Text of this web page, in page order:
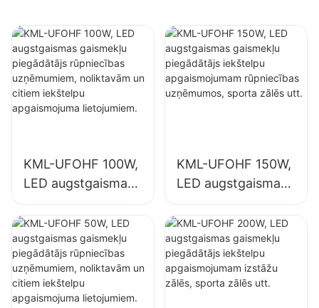
apgaismojumam
apgaismojumam
KML-UFOHF 100W,
LED augstgaismas
gaismekļu
piegādātājs
rūpniecības
uzņēmumiem,
noliktavām un
citiem iekštelpu
KML-UFOHF 150W,
LED augstgaismas
gaismekļu
piegādātājs
iekštelpu
apgaismojumam
rūpniecības